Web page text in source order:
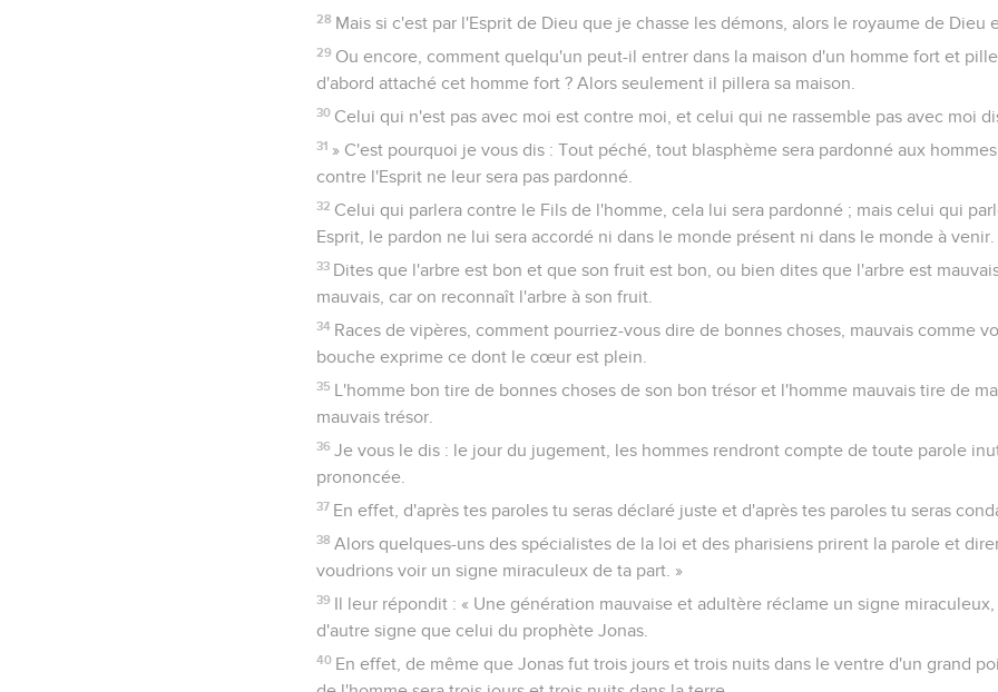
28 Mais si c'est par l'Esprit de Dieu que je chasse les démons, alors le royaume de Dieu
29 Ou encore, comment quelqu'un peut-il entrer dans la maison d'un homme fort et
d'abord attaché cet homme fort ? Alors seulement il pillera sa maison.
30 Celui qui n'est pas avec moi est contre moi, et celui qui ne rassemble pas avec moi
31 » C'est pourquoi je vous dis : Tout péché, tout blasphème sera pardonné aux
contre l'Esprit ne leur sera pas pardonné.
32 Celui qui parlera contre le Fils de l'homme, cela lui sera pardonné ; mais celui qui
Esprit, le pardon ne lui sera accordé ni dans le monde présent ni dans le monde à venir.
33 Dites que l'arbre est bon et que son fruit est bon, ou bien dites que l'arbre est
mauvais, car on reconnaît l'arbre à son fruit.
34 Races de vipères, comment pourriez-vous dire de bonnes choses, mauvais comme
bouche exprime ce dont le cœur est plein.
35
L'homme bon tire de bonnes choses de son bon trésor et l'homme mauvais tire de
mauvais trésor.
36 Je vous le dis : le jour du jugement, les hommes rendront compte de toute parole
prononcée.
37 En effet, d'après tes paroles tu seras déclaré juste et d'après tes paroles tu seras
38 Alors quelques-uns des spécialistes de la loi et des pharisiens prirent la parole et
voudrions voir un signe miraculeux de ta part. »
39
Il leur répondit : « Une génération mauvaise et adultère réclame un signe
d'autre signe que celui du prophète Jonas.
40 En effet, de même que Jonas fut trois jours et trois nuits dans le ventre d'un grand